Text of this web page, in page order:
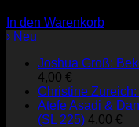
In den Warenkorb
› Neu
Joshua Groß:
4,00 €
Christine
Atefe Asadi &
(SL 225) 4,00 €